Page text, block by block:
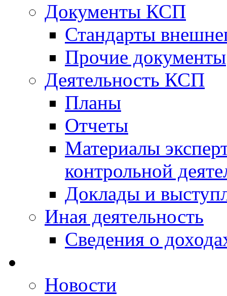
Документы КСП
Стандарты
Прочие документы
Деятельность КСП
Планы
Отчеты
Материалы
контрольной
Доклады и
Иная деятельность
Сведения о
Новости